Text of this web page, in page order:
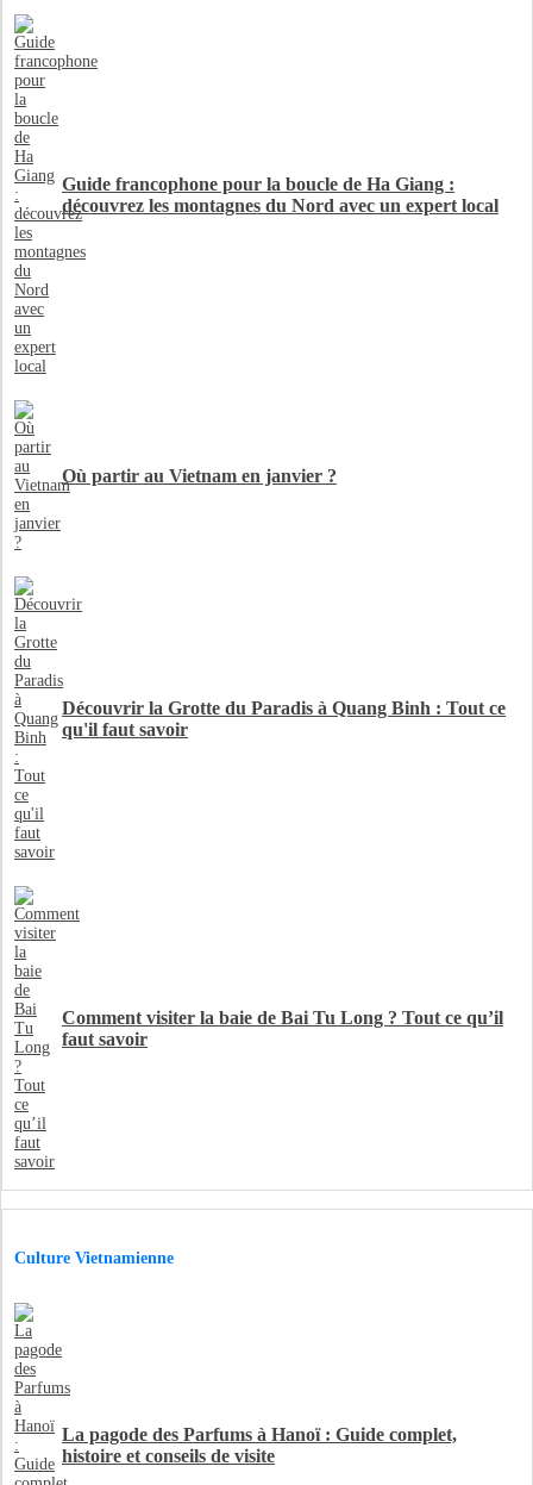
Guide francophone pour la boucle de Ha Giang :
découvrez les montagnes du Nord avec un expert local
Où partir au Vietnam en janvier ?
Découvrir la Grotte du Paradis à Quang Binh : Tout ce
qu'il faut savoir
Comment visiter la baie de Bai Tu Long ? Tout ce qu’il
faut savoir
Culture Vietnamienne
La pagode des Parfums à Hanoï : Guide complet,
histoire et conseils de visite